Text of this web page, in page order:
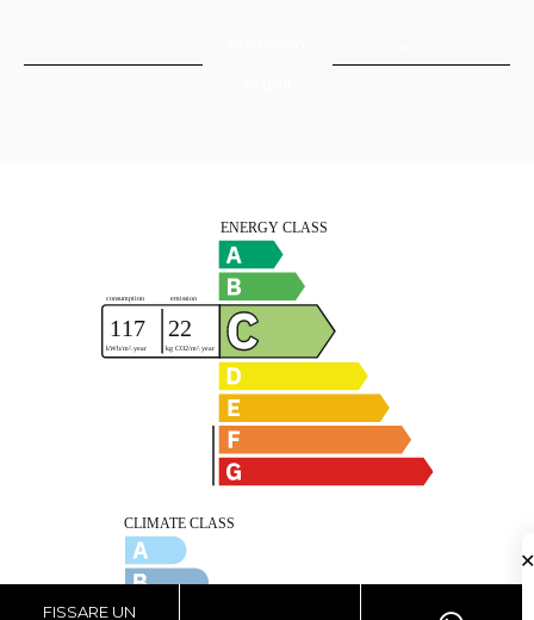
FISSARE UN
✕